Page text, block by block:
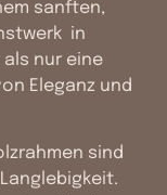
sanften,
in
nur eine
Eleganz und
sind